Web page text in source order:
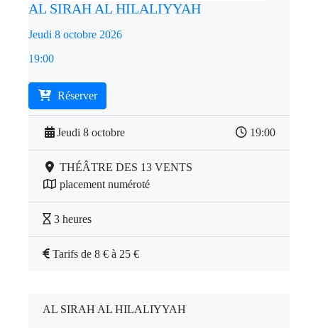
AL SIRAH AL HILALIYYAH
Jeudi 8 octobre 2026
19:00
Réserver
Jeudi 8 octobre 19:00
THÉÂTRE DES 13 VENTS
placement numéroté
3 heures
Tarifs de 8 € à 25 €
AL SIRAH AL HILALIYYAH